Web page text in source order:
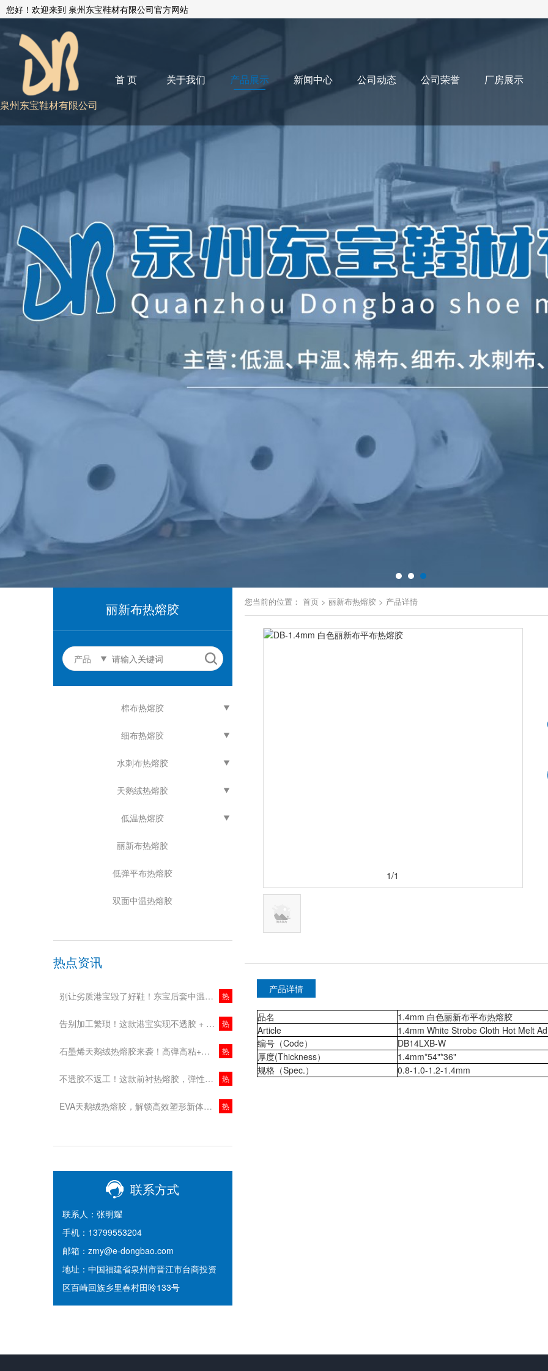
您好！欢迎来到 泉州东宝鞋材有限公司官方网站
泉州东宝鞋材有限公司
首 页 关于我们 产品展示 新闻中心 公司动态 公司荣誉 厂房展示
丽新布热熔胶
产品
棉布热熔胶
细布热熔胶
水刺布热熔胶
天鹅绒热熔胶
低温热熔胶
丽新布热熔胶
低弹平布热熔胶
双面中温热熔胶
热点资讯
别让劣质港宝毁了好鞋！东宝后套中温港宝，稳型又省心！ 热
告别加工繁琐！这款港宝实现不透胶 + 中低温加工，鞋企降本增效新选择！ 热
石墨烯天鹅绒热熔胶来袭！高弹高粘+抗菌除臭，舒适与实用双在线！ 热
不透胶不返工！这款前衬热熔胶，弹性强更环保！ 热
EVA天鹅绒热熔胶，解锁高效塑形新体验！ 热
联系方式
联系人：张明耀
手机：13799553204
邮箱：zmy@e-dongbao.com
地址：中国福建省泉州市晋江市台商投资
区百崎回族乡里春村田呤133号
您当前的位置： 首页 > 丽新布热熔胶 > 产品详情
1/1
产品详情
品名
1.4mm 白色丽新布平布热熔胶
Article
1.4mm White Strobe Cloth Hot Melt
编号（Code）
DB14LXB-W
厚度(Thickness）
1.4mm*54"*36"
规格（Spec.）
0.8-1.0-1.2-1.4mm